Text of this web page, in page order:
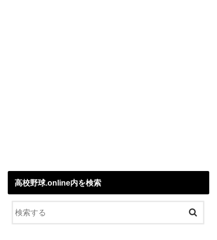
高校野球.online内を検索